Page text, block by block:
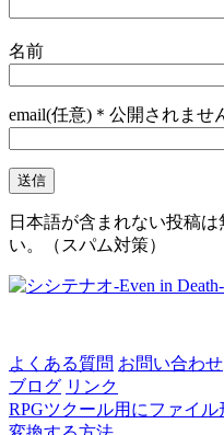
名前
email(任意)＊公開されませ
日本語が含まれない投稿
い。（スパム対策）
よくある質問 お問い合わせ
ブログ リンク
RPGツクール用にファイル